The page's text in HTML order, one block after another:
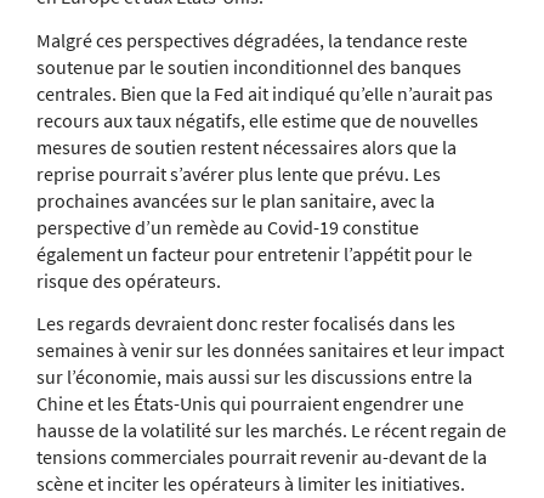
Malgré ces perspectives dégradées, la tendance reste
soutenue par le soutien inconditionnel des banques
centrales. Bien que la Fed ait indiqué qu’elle n’aurait pas
recours aux taux négatifs, elle estime que de nouvelles
mesures de soutien restent nécessaires alors que la
reprise pourrait s’avérer plus lente que prévu. Les
prochaines avancées sur le plan sanitaire, avec la
perspective d’un remède au Covid-19 constitue
également un facteur pour entretenir l’appétit pour le
risque des opérateurs.
Les regards devraient donc rester focalisés dans les
semaines à venir sur les données sanitaires et leur impact
sur l’économie, mais aussi sur les discussions entre la
Chine et les États-Unis qui pourraient engendrer une
hausse de la volatilité sur les marchés. Le récent regain de
tensions commerciales pourrait revenir au-devant de la
scène et inciter les opérateurs à limiter les initiatives.